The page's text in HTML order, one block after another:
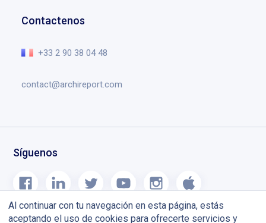
Al continuar con tu navegación en esta página, estás
aceptando el uso de cookies para ofrecerte servicios y
Agenda de obras
Blog
Contactenos
+33 2 90 38 04 48
contact@archireport.com
Síguenos